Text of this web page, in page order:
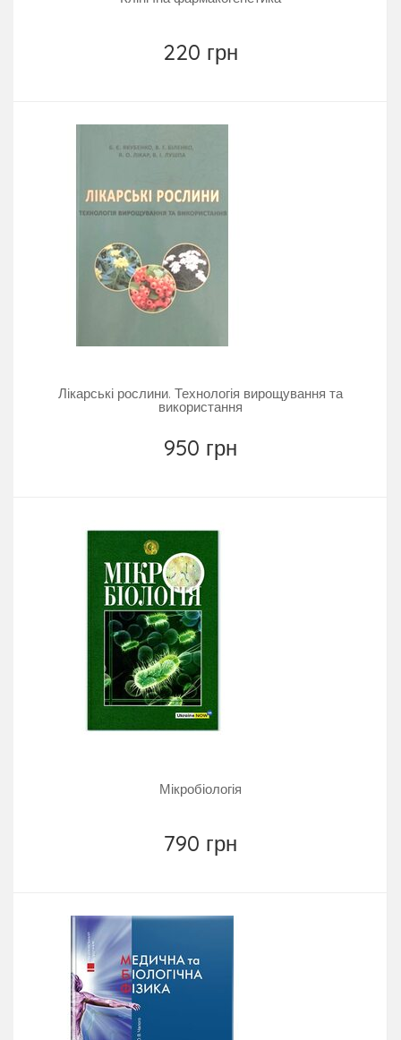
220 грн
Лікарські рослини. Технологія вирощування та
використання
950 грн
Мікробіологія
790 грн